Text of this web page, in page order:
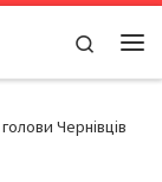
Search
Чернівців